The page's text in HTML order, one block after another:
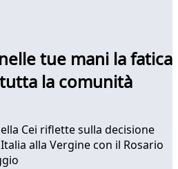
tue mani la fatica
la comunità
Cei riflette sulla decisione
alla Vergine con il Rosario